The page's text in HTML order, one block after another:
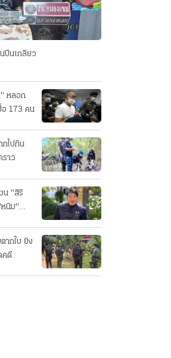
ปีนเกลียว
หลอก
อ 173 คน
กไปกิน
ราว
น "สิริ
นิม"
ากใบ ยิง
คดี